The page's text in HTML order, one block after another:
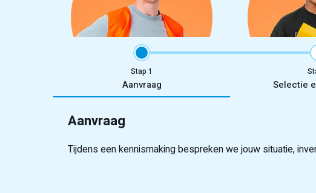
Stap
Aanvraag Selectie
Aanvraag
Tijdens een kennismaking bespreken we jouw situatie,